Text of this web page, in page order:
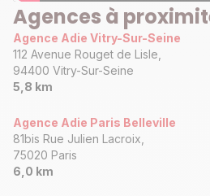
Agences à
Agence Adie Vitry-Sur-Seine
112 Avenue Rouget de Lisle,
94400 Vitry-Sur-Seine
5,8 km
Agence Adie Paris Belleville
81bis Rue Julien Lacroix,
75020 Paris
6,0 km